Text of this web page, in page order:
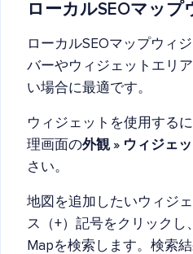
ローカルSEOマップ
ローカルSEOマップウィ
バーやウィジェットエリ
い場合に最適です。
ウィジェットを使用する
理画面の外観 » ウィジェッ
さい。
地図を追加したいウィジ
ス（+）記号をクリックし
Mapを検索します。検索